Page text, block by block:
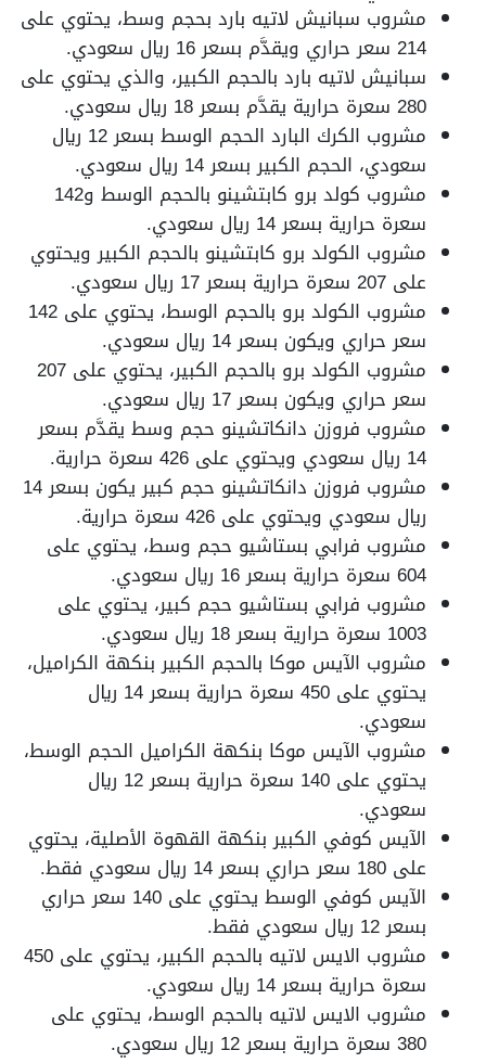
مشروب سبانيش لاتيه بارد بحجم وسط، يحتوي على
214 سعر حراري ويقدَّم بسعر 16 ريال سعودي.
سبانيش لاتيه بارد بالحجم الكبير، والذي يحتوي على
280 سعرة حرارية يقدَّم بسعر 18 ريال سعودي.
مشروب الكرك البارد الحجم الوسط بسعر 12 ريال
سعودي، الحجم الكبير بسعر 14 ريال سعودي.
مشروب كولد برو كابتشينو بالحجم الوسط و142
سعرة حرارية بسعر 14 ريال سعودي.
مشروب الكولد برو كابتشينو بالحجم الكبير ويحتوي
على 207 سعرة حرارية بسعر 17 ريال سعودي.
مشروب الكولد برو بالحجم الوسط، يحتوي على 142
سعر حراري ويكون بسعر 14 ريال سعودي.
مشروب الكولد برو بالحجم الكبير، يحتوي على 207
سعر حراري ويكون بسعر 17 ريال سعودي.
مشروب فروزن دانكاتشينو حجم وسط يقدَّم بسعر
14 ريال سعودي ويحتوي على 426 سعرة حرارية.
مشروب فروزن دانكاتشينو حجم كبير يكون بسعر 14
ريال سعودي ويحتوي على 426 سعرة حرارية.
مشروب فرابي بستاشيو حجم وسط، يحتوي على
604 سعرة حرارية بسعر 16 ريال سعودي.
مشروب فرابي بستاشيو حجم كبير، يحتوي على
1003 سعرة حرارية بسعر 18 ريال سعودي.
مشروب الآيس موكا بالحجم الكبير بنكهة الكراميل،
يحتوي على 450 سعرة حرارية بسعر 14 ريال
سعودي.
مشروب الآيس موكا بنكهة الكراميل الحجم الوسط،
يحتوي على 140 سعرة حرارية بسعر 12 ريال
سعودي.
الآيس كوفي الكبير بنكهة القهوة الأصلية، يحتوي
على 180 سعر حراري بسعر 14 ريال سعودي فقط.
الآيس كوفي الوسط يحتوي على 140 سعر حراري
بسعر 12 ريال سعودي فقط.
مشروب الايس لاتيه بالحجم الكبير، يحتوي على 450
سعرة حرارية بسعر 14 ريال سعودي.
مشروب الايس لاتيه بالحجم الوسط، يحتوي على
380 سعرة حرارية بسعر 12 ريال سعودي.